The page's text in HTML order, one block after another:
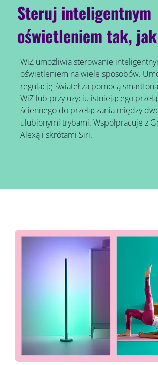
Steruj inteligentnym
oświetleniem tak,
WiZ umożliwia sterowanie
oświetleniem na wiele sposobów.
regulację świateł za pomocą
WiZ lub przy użyciu istniejącego
ściennego do przełączania między
ulubionymi trybami. Współpracuje z
Alexą i skrótami Siri.